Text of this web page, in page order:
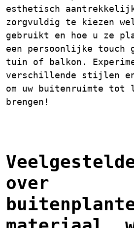
esthetisch
zorgvuldig te kiezen
gebruikt en hoe u ze
een persoonlijke touch
tuin of balkon.
verschillende stijlen en
om uw buitenruimte tot
brengen!
over